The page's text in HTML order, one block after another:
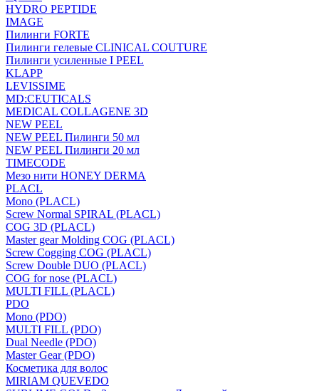
HYDRO PEPTIDE
IMAGE
Пилинги FORTE
Пилинги гелевые CLINICAL COUTURE
Пилинги усиленные I PEEL
KLAPP
LEVISSIME
MD:CEUTICALS
MEDICAL COLLAGENE 3D
NEW PEEL
NEW PEEL Пилинги 50 мл
NEW PEEL Пилинги 20 мл
TIMECODE
Мезо нити HONEY DERMA
PLACL
Mono (PLACL)
Screw Normal SPIRAL (PLACL)
COG 3D (PLACL)
Master gear Molding COG (PLACL)
Screw Cogging COG (PLACL)
Screw Double DUO (PLACL)
COG for nose (PLACL)
MULTI FILL (PLACL)
PDO
Mono (PDO)
MULTI FILL (PDO)
Dual Needle (PDO)
Master Gear (PDO)
Косметика для волос
MIRIAM QUEVEDO